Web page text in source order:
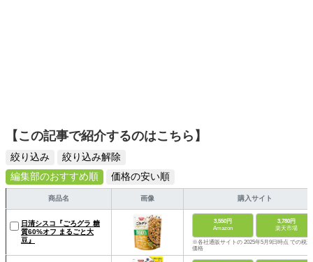
【この記事で紹介するのはこちら】
絞り込み
絞り込み解除
編集部のおすすめ順
価格の安い順
商品名 画像 購入サイト
日清シスコ『ごろグラ 糖
質60%オフ まるごと大
豆』
3,550円
Amazon
3,780円
楽天市場
※各社通販サイトの 2025年5月9日時点 での税込
価格